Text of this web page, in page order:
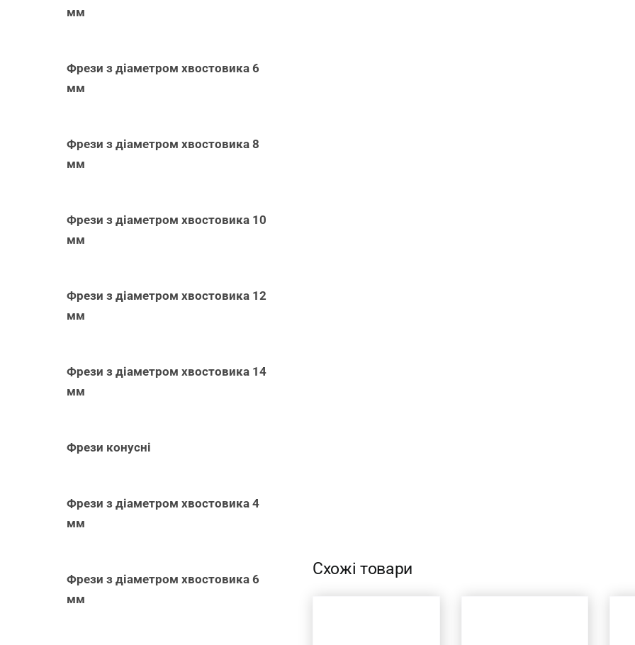
Схожі товари
мм
Фрези з діаметром хвостовика 6
мм
Фрези з діаметром хвостовика 8
мм
Фрези з діаметром хвостовика 10
мм
Фрези з діаметром хвостовика 12
мм
Фрези з діаметром хвостовика 14
мм
Фрези конусні
Фрези з діаметром хвостовика 4
мм
Фрези з діаметром хвостовика 6
мм